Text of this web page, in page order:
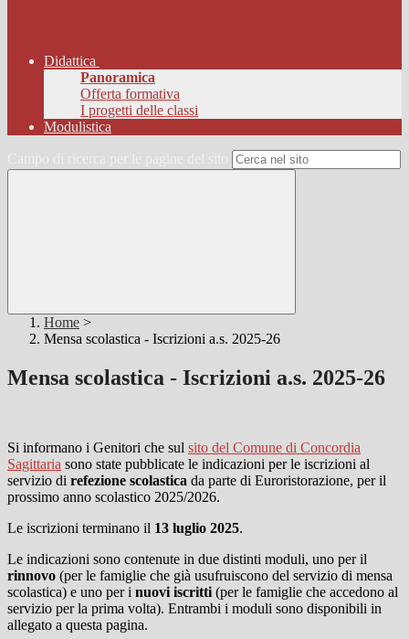
Didattica
Panoramica
Offerta formativa
I progetti delle classi
Modulistica
Home >
Mensa scolastica - Iscrizioni a.s. 2025-26
Mensa scolastica - Iscrizioni a.s. 2025-26
Si informano i Genitori che sul sito del Comune di Concordia
Sagittaria sono state pubblicate le indicazioni per le iscrizioni al
servizio di refezione scolastica da parte di Euroristorazione, per il
prossimo anno scolastico 2025/2026.
Le iscrizioni terminano il 13 luglio 2025.
Le indicazioni sono contenute in due distinti moduli, uno per il
rinnovo (per le famiglie che già usufruiscono del servizio di mensa
scolastica) e uno per i nuovi iscritti (per le famiglie che accedono al
servizio per la prima volta). Entrambi i moduli sono disponibili in
allegato a questa pagina.